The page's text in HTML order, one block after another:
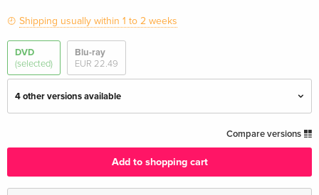
Shipping usually within 1 to 2 weeks
DVD
(selected)
Blu-ray
EUR 22.49
4 other versions available
English · UK Version
Sold out
Standard edition — (selected)
EUR 18.99
Compare versions
Add to shopping cart